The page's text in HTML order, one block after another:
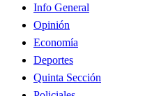
Info General
Opinión
Economía
Deportes
Quinta Sección